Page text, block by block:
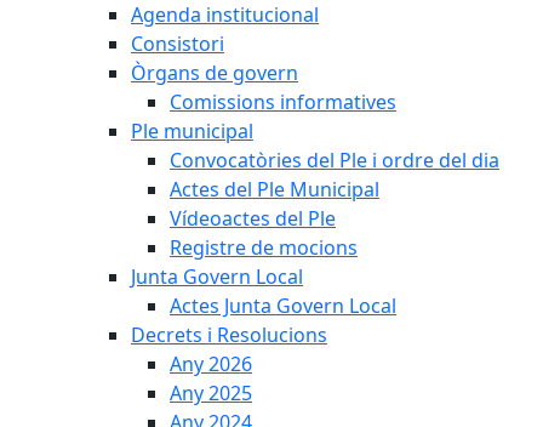
Agenda institucional
Consistori
Òrgans de govern
Comissions informatives
Ple municipal
Convocatòries del Ple i ordre del dia
Actes del Ple Municipal
Vídeoactes del Ple
Registre de mocions
Junta Govern Local
Actes Junta Govern Local
Decrets i Resolucions
Any 2026
Any 2025